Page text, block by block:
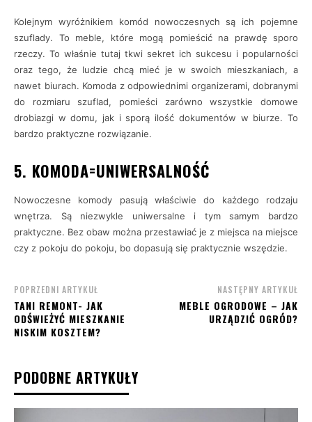
Kolejnym wyróżnikiem komód nowoczesnych są ich pojemne
szuflady. To meble, które mogą pomieścić na prawdę sporo
rzeczy. To właśnie tutaj tkwi sekret ich sukcesu i popularności
oraz tego, że ludzie chcą mieć je w swoich mieszkaniach, a
nawet biurach. Komoda z odpowiednimi organizerami, dobranymi
do rozmiaru szuflad, pomieści zarówno wszystkie domowe
drobiazgi w domu, jak i sporą ilość dokumentów w biurze. To
bardzo praktyczne rozwiązanie.
5. KOMODA=UNIWERSALNOŚĆ
Nowoczesne komody pasują właściwie do każdego rodzaju
wnętrza. Są niezwykle uniwersalne i tym samym bardzo
praktyczne. Bez obaw można przestawiać je z miejsca na miejsce
czy z pokoju do pokoju, bo dopasują się praktycznie wszędzie.
POPRZEDNI ARTYKUŁ
TANI REMONT- JAK
ODŚWIEŻYĆ MIESZKANIE
NISKIM KOSZTEM?
NASTĘPNY ARTYKUŁ
MEBLE OGRODOWE – JAK
URZĄDZIĆ OGRÓD?
PODOBNE ARTYKUŁY